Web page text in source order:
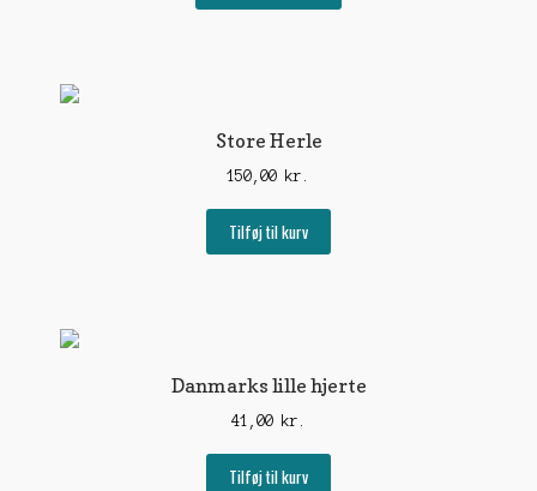
Store Herle
150,00 kr.
Tilføj til kurv
Danmarks lille hjerte
41,00 kr.
Tilføj til kurv